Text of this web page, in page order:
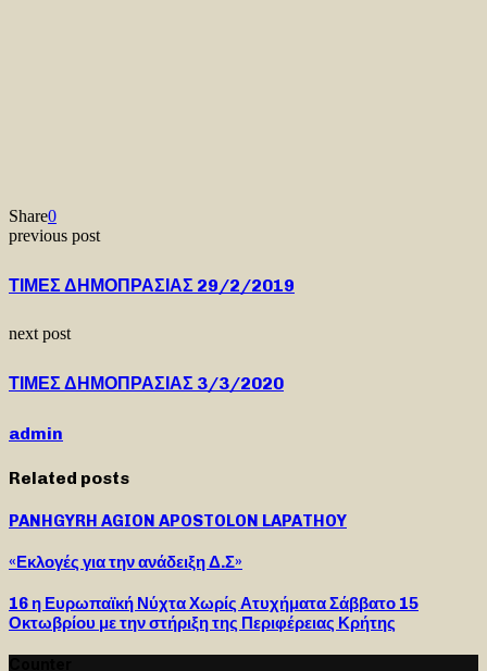
Share0
previous post
ΤΙΜΕΣ ΔΗΜΟΠΡΑΣΙΑΣ 29/2/2019
next post
ΤΙΜΕΣ ΔΗΜΟΠΡΑΣΙΑΣ 3/3/2020
admin
Related posts
PANHGYRH AGION APOSTOLON LAPATHOY
«Εκλογές για την ανάδειξη Δ.Σ»
16 η Ευρωπαϊκή Νύχτα Χωρίς Ατυχήματα Σάββατο 15
Οκτωβρίου με την στήριξη της Περιφέρειας Κρήτης